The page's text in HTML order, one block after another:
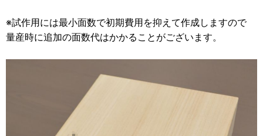
※試作用には最小面数で初期費用を抑えて作成しますので
量産時に追加の面数代はかかることがございます。